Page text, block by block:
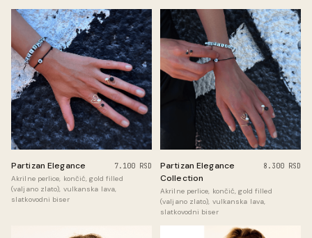
Partizan Elegance
7.100 RSD
Akrilne perlice, končić, gold filled
(valjano zlato), vulkanska lava,
slatkovodni biser
Partizan Elegance
Collection
8.300 RSD
Akrilne perlice, končić, gold filled
(valjano zlato), vulkanska lava,
slatkovodni biser